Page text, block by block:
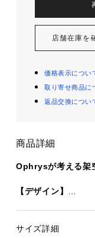
店舗在庫を
価格表示につい
取り寄せ商品に
返品交換につい
商品詳細
Ophrysが考える架
【デザイン】
ャツ。
性別：メンズ
サイズ詳細